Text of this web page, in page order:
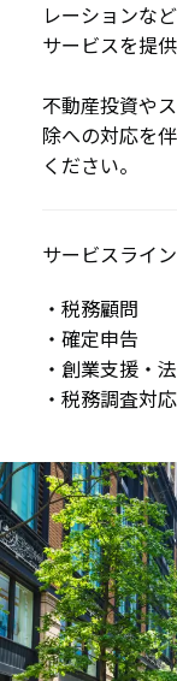
レーションな
サービスを提供
不動産投資や
除への対応を
ください。
サービスライン
・税務顧問
・確定申告
・創業支援・
・税務調査対応